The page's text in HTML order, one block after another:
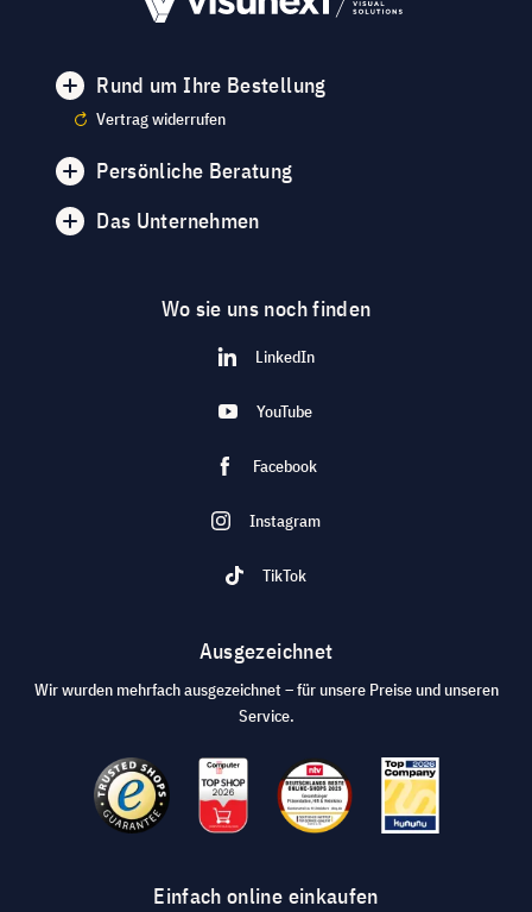
Rund um Ihre Bestellung
Vertrag widerrufen
Persönliche Beratung
Das Unternehmen
Wo sie uns noch finden
LinkedIn
YouTube
Facebook
Instagram
TikTok
Ausgezeichnet
Wir wurden mehrfach ausgezeichnet – für unsere Preise und unseren
Service.
Einfach online einkaufen